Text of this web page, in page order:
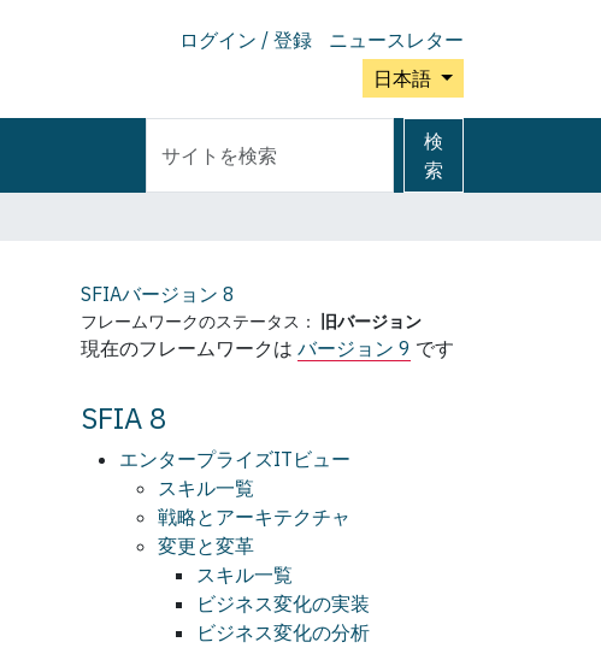
ログイン / 登録
ニュースレター
日本語
イ
ト
検
索
細
検
SFIAバージョン 8
フレームワークのステータス： 旧バージョン
現在のフレームワークは バージョン 9 です
SFIA 8
エンタープライズITビュー
スキル一覧
戦略とアーキテクチャ
変更と変革
スキル一覧
ビジネス変化の実装
ビジネス変化の分析